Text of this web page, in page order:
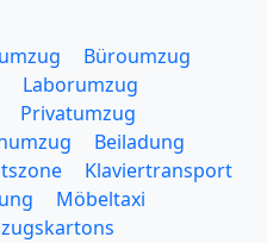
Büroumzug
Laborumzug
Privatumzug
Beiladung
Klaviertransport
Möbeltaxi